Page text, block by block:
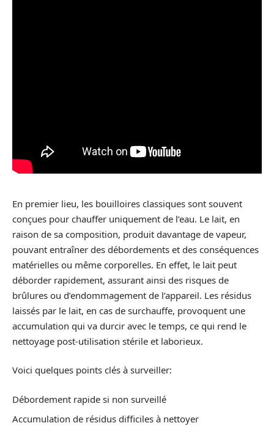
En premier lieu, les bouilloires classiques sont souvent
conçues pour chauffer uniquement de l’eau. Le lait, en
raison de sa composition, produit davantage de vapeur,
pouvant entraîner des débordements et des conséquences
matérielles ou même corporelles. En effet, le lait peut
déborder rapidement, assurant ainsi des risques de
brûlures ou d’endommagement de l’appareil. Les résidus
laissés par le lait, en cas de surchauffe, provoquent une
accumulation qui va durcir avec le temps, ce qui rend le
nettoyage post-utilisation stérile et laborieux.
Voici quelques points clés à surveiller:
Débordement rapide si non surveillé
Accumulation de résidus difficiles à nettoyer